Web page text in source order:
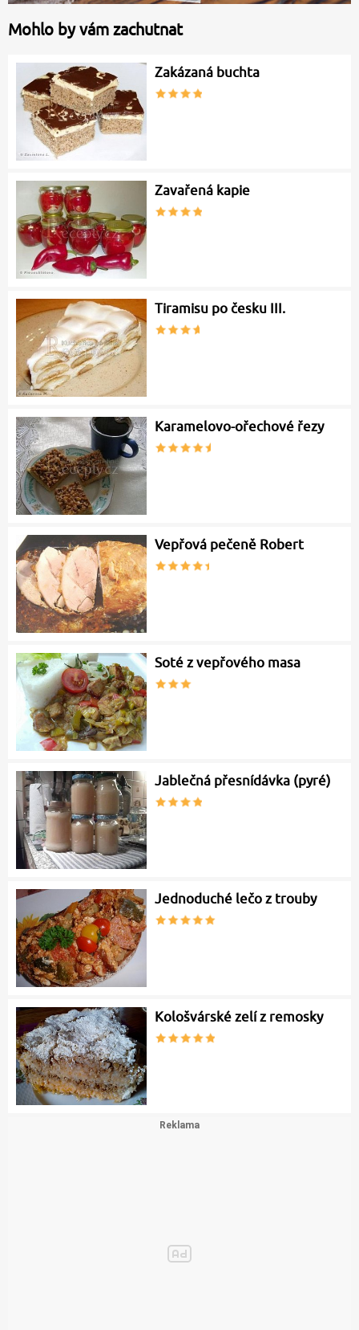
Mohlo by vám zachutnat
Zakázaná buchta
Zavařená kapie
Tiramisu po česku III.
Karamelovo-ořechové řezy
Vepřová pečeně Robert
Soté z vepřového masa
Jablečná přesnídávka (pyré)
Jednoduché lečo z trouby
Kološvárské zelí z remosky